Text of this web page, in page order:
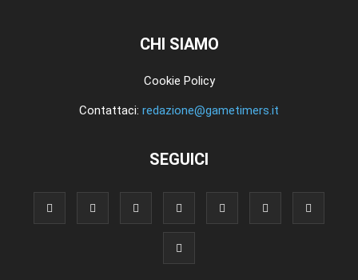
CHI SIAMO
Cookie Policy
Contattaci: redazione@gametimers.it
SEGUICI